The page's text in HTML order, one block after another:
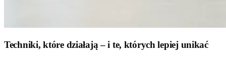
Techniki, które działają – i te, których lepiej unikać